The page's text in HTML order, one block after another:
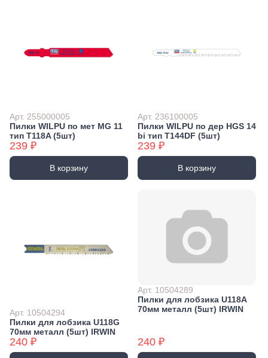
Арт. 255000005
Пилки WILPU по мет MG 11
тип T118A (5шт)
239 ₽
В корзину
Арт. 236100005
Пилки WILPU по дер HGS 14
bi тип T144DF (5шт)
239 ₽
В корзину
Арт. 10504294
Пилки для лобзика U118G
70мм металл (5шт) IRWIN
240 ₽
Арт. 10504289
Пилки для лобзика U118A
70мм металл (5шт) IRWIN
240 ₽